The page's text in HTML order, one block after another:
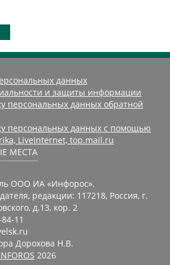
данных
и защиты информации
персональных данных обратной
персональных данных с помощью
LiveInternet, top.mail.ru
МЕСТА
ООО ИА «Инфорос».
редакции: 117218, Россия, г.
д.13, кор. 2
11
Дорохова Н.В.
2026